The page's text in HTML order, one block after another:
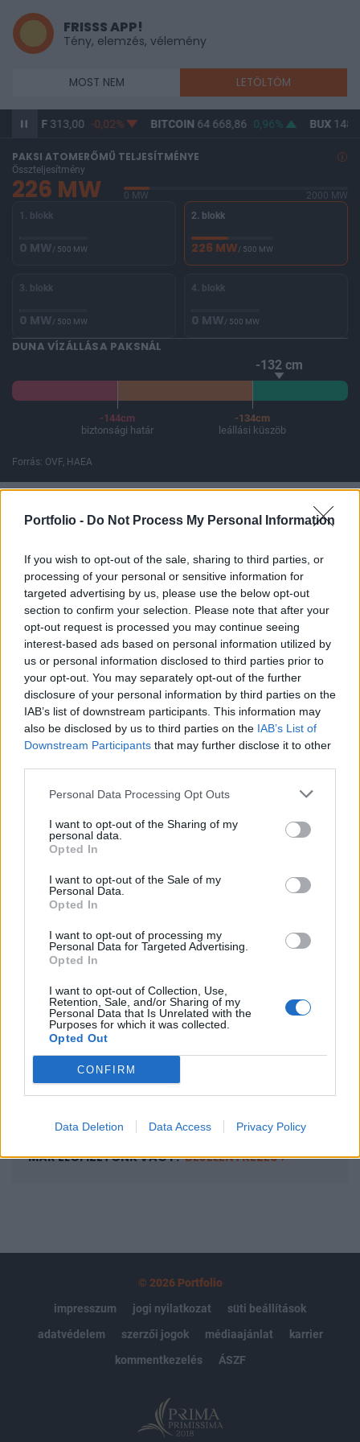
Portfolio - Do Not Process My Personal Information
If you wish to opt-out of the sale, sharing to third parties, or
processing of your personal or sensitive information for
targeted advertising by us, please use the below opt-out
section to confirm your selection. Please note that after your
opt-out request is processed you may continue seeing
interest-based ads based on personal information utilized by
us or personal information disclosed to third parties prior to
your opt-out. You may separately opt-out of the further
disclosure of your personal information by third parties on the
IAB’s list of downstream participants. This information may
also be disclosed by us to third parties on the IAB’s List of
Downstream Participants that may further disclose it to other
Personal Data Processing Opt Outs
I want to opt-out of the Sharing of my
personal data.
Opted In
I want to opt-out of the Sale of my
Personal Data.
Opted In
I want to opt-out of processing my
Personal Data for Targeted Advertising.
Opted In
I want to opt-out of Collection, Use,
Retention, Sale, and/or Sharing of my
Personal Data that Is Unrelated with the
Purposes for which it was collected.
Opted Out
CONFIRM
Data Deletion Data Access Privacy Policy
FRISSS APP!
Tény, elemzés, vélemény
MOST NEM LETÖLTÖM
HUF313,00 -0,02% BITCOIN 64 668,86 0,96% BUX148
PAKSI ATOMERŐMŰ TELJESÍTMÉNYE
Összteljesítmény
226 MW 0 MW
2000 MW
1. blokk
0 MW/ 500 MW
2. blokk
226 MW/ 500 MW
3. blokk
0 MW/ 500 MW
4. blokk
0 MW/ 500 MW
DUNA VÍZÁLLÁSA PAKSNÁL
-132 cm
-144cm
biztonsági határ
-134cm
leállási küszöb
Forrás: OVF, HAEA
ELŐFIZETŐI TARTALOM
Íme az első beszélgetés, amit egy
iPhone-on folytattak
2017. június 29. 15:19
2007. január 9-én Steve Jobs felemelte az iPhone-ját és
felhívott egy San Fransisco-i Starbucksot. A beszélgetés
így hangzott: Ying Hang Zhang (Starbucks): Jó reggelt,
miben segíthetek?Steve Jobs: Szeretnék rendelni 4000
Steve Jobs: Csak vicceltem. Téves szám. Viszont
hallásra.Amikor Steve Jobs letette a telefont, egy...
KEDVES OLVASÓNK!
A keresett cikk a portfolio.hu hírarchívumához
tartozik, melynek olvasása előfizetéses
regisztrációhoz kötött.
Az előfizetés a következőket tartalmazza:
Portfolio.hu teljes cikkarchívum
Kötéslisták: BÉT elmúlt 2 év napon belüli
kötéslistái
Előfizetés
MÁR ELŐFIZETŐNK VAGY?BEJELENTKEZÉS
© 2026 Portfolio
impresszum
jogi nyilatkozat
süti beállítások
adatvédelem
szerzői jogok médiaajánlat
karrier
kommentkezelés
ÁSZF